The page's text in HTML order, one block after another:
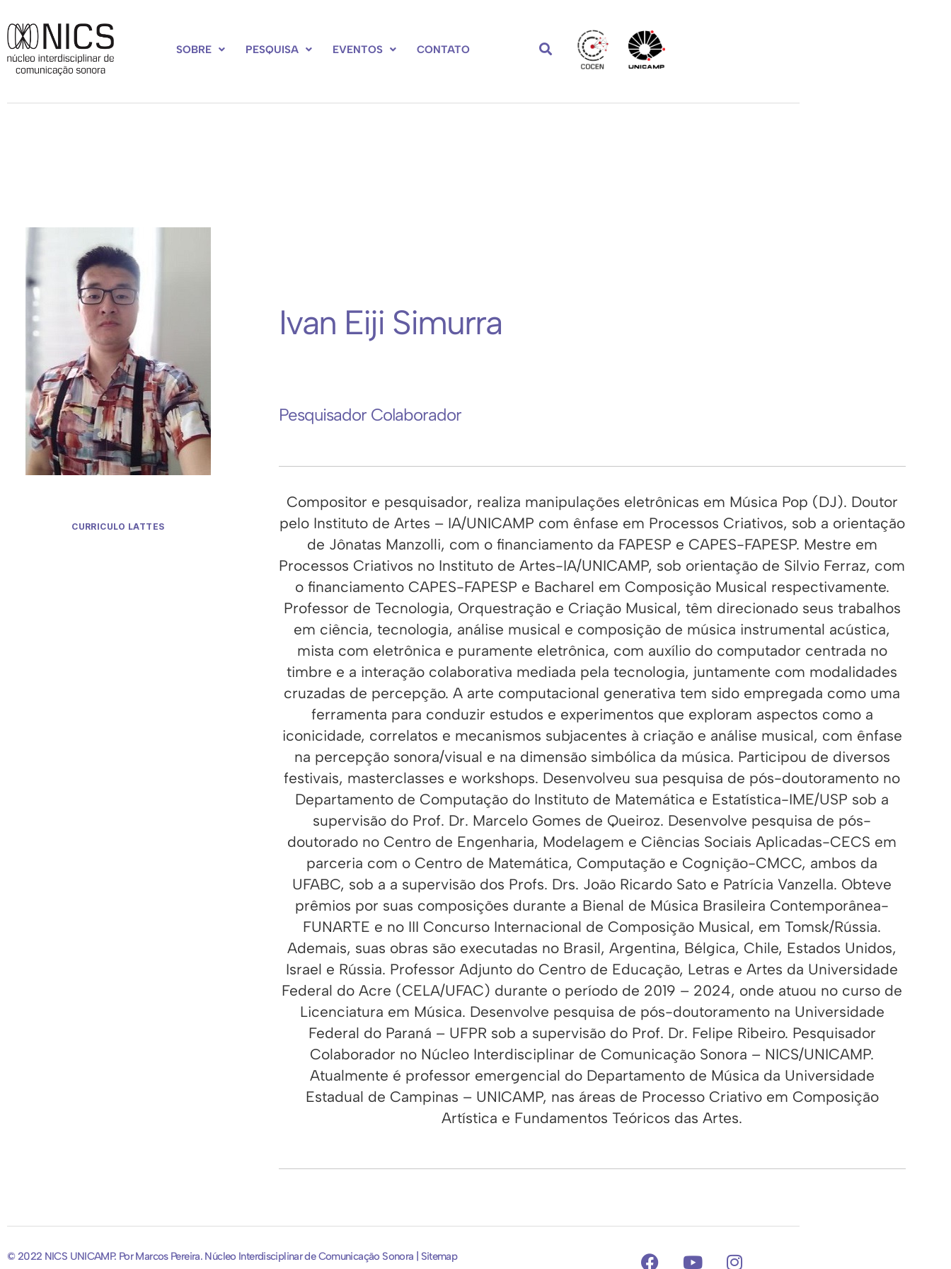
SOBRE PESQUISA EVENTOS CONTATO
CURRICULO LATTES
Ivan Eiji Simurra
Pesquisador Colaborador
Compositor e pesquisador, realiza manipulações eletrônicas em Música Pop (DJ). Doutor
pelo Instituto de Artes – IA/UNICAMP com ênfase em Processos Criativos, sob a orientação
de Jônatas Manzolli, com o financiamento da FAPESP e CAPES-FAPESP. Mestre em
Processos Criativos no Instituto de Artes-IA/UNICAMP, sob orientação de Silvio Ferraz, com
o financiamento CAPES-FAPESP e Bacharel em Composição Musical respectivamente.
Professor de Tecnologia, Orquestração e Criação Musical, têm direcionado seus trabalhos
em ciência, tecnologia, análise musical e composição de música instrumental acústica,
mista com eletrônica e puramente eletrônica, com auxílio do computador centrada no
timbre e a interação colaborativa mediada pela tecnologia, juntamente com modalidades
cruzadas de percepção. A arte computacional generativa tem sido empregada como uma
ferramenta para conduzir estudos e experimentos que exploram aspectos como a
iconicidade, correlatos e mecanismos subjacentes à criação e análise musical, com ênfase
na percepção sonora/visual e na dimensão simbólica da música. Participou de diversos
festivais, masterclasses e workshops. Desenvolveu sua pesquisa de pós-doutoramento no
Departamento de Computação do Instituto de Matemática e Estatística-IME/USP sob a
supervisão do Prof. Dr. Marcelo Gomes de Queiroz. Desenvolve pesquisa de pós-
doutorado no Centro de Engenharia, Modelagem e Ciências Sociais Aplicadas-CECS em
parceria com o Centro de Matemática, Computação e Cognição-CMCC, ambos da
UFABC, sob a a supervisão dos Profs. Drs. João Ricardo Sato e Patrícia Vanzella. Obteve
prêmios por suas composições durante a Bienal de Música Brasileira Contemporânea-
FUNARTE e no III Concurso Internacional de Composição Musical, em Tomsk/Rússia.
Ademais, suas obras são executadas no Brasil, Argentina, Bélgica, Chile, Estados Unidos,
Israel e Rússia. Professor Adjunto do Centro de Educação, Letras e Artes da Universidade
Federal do Acre (CELA/UFAC) durante o período de 2019 – 2024, onde atuou no curso de
Licenciatura em Música. Desenvolve pesquisa de pós-doutoramento na Universidade
Federal do Paraná – UFPR sob a supervisão do Prof. Dr. Felipe Ribeiro. Pesquisador
Colaborador no Núcleo Interdisciplinar de Comunicação Sonora – NICS/UNICAMP.
Atualmente é professor emergencial do Departamento de Música da Universidade
Estadual de Campinas – UNICAMP, nas áreas de Processo Criativo em Composição
Artística e Fundamentos Teóricos das Artes.
© 2022 NICS UNICAMP. Por Marcos Pereira. Núcleo Interdisciplinar de Comunicação Sonora | Sitemap